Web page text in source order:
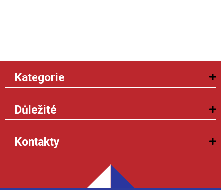
Kategorie
Důležité
Kontakty